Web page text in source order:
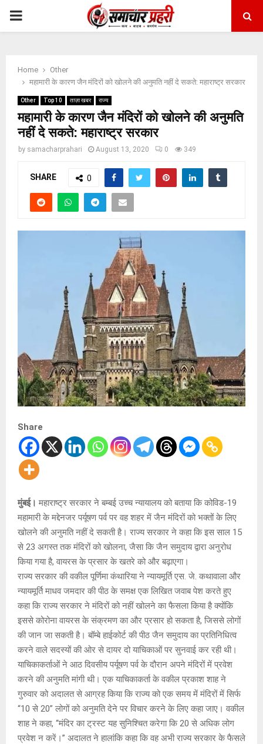
PRIMARY
Home
Other
महामारी के कारण जैन मंदिरों को खोलने की अनुमति नहीं दे सकते: महाराष्ट्र सरकार
Other Top 10 ताज़ा खबर राज्य
महामारी के कारण जैन मंदिरों को खोलने की अनुमति
नहीं दे सकते: महाराष्ट्र सरकार
by samacharprahari August 13, 2020 0 349
SHARE 0
Share
मुंबई। महाराष्ट्र सरकार ने बम्बई उच्च न्यायालय को बताया कि कोविड-19
महामारी के मद्देनजर पर्यूषण पर्व पर वह शहर में जैन मंदिरों को भक्तों के लिए
खोलने की अनुमति नहीं दे सकती है। राज्य सरकार ने कहा कि इस साल 15
से 23 अगस्त तक मंदिरों को खोलना, जैसा कि जैन समुदाय द्वारा अनुरोध
किया गया है, वायरस के प्रसार के खतरे को और बढ़ाएगा।
राज्य सरकार की वकील पूर्णिमा कंथारिया ने न्यायमूर्ति एस. जे. कथावाला और
न्यायमूर्ति माधव जमदार की पीठ के समक्ष एक लिखित जवाब पेश करते हुए
कहा कि राज्य सरकार ने मंदिरों को नहीं खोलने का फैसला किया है क्योंकि
इससे कोरोना वायरस के संक्रमण का और प्रसार हो सकता है, जिससे लोगों
की जान जा सकती है। बॉम्बे हाईकोर्ट की पीठ जैन समुदाय का प्रतिनिधित्व
करने वाले सदस्यों की ओर से दायर दो याचिकाओं पर सुनवाई कर रही थी।
याचिकाकर्ताओं ने आठ दिवसीय पर्यूषण पर्व के दौरान अपने मंदिरों में प्रवेश
करने की अनुमति मांगी थी। एक याचिकाकर्ता के वकील प्रकाश शाह ने
गुरुवार को अदालत से आग्रह किया कि राज्य को एक समय में मंदिरों में सिर्फ
“10 से 20” लोगों को अनुमति देने पर विचार करने के लिए कहा जाए। वकील
शाह ने कहा, ‘‘मंदिर का ट्रस्ट यह सुनिश्चित करेगा कि 20 से अधिक लोग
प्रवेश न करें।’’ अदालत ने हालांकि कहा कि वह अभी राज्य सरकार के फैसले